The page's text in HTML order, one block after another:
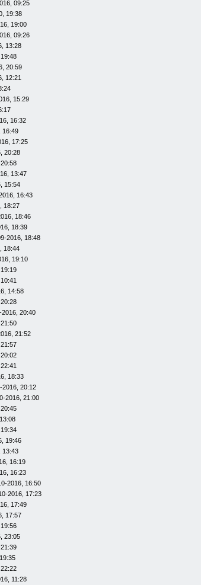
09:25
19:38
19:00
09:26
13:28
20:59
12:21
15:29
16:32
16:49
17:25
20:28
13:47
15:54
16:43
18:27
18:46
18:39
2016, 18:48
18:44
19:10
14:58
20:40
21:52
18:33
2016, 20:12
2016, 21:00
19:46
13:43
16:19
16:23
2016, 16:50
2016, 17:23
17:49
17:57
23:05
11:28